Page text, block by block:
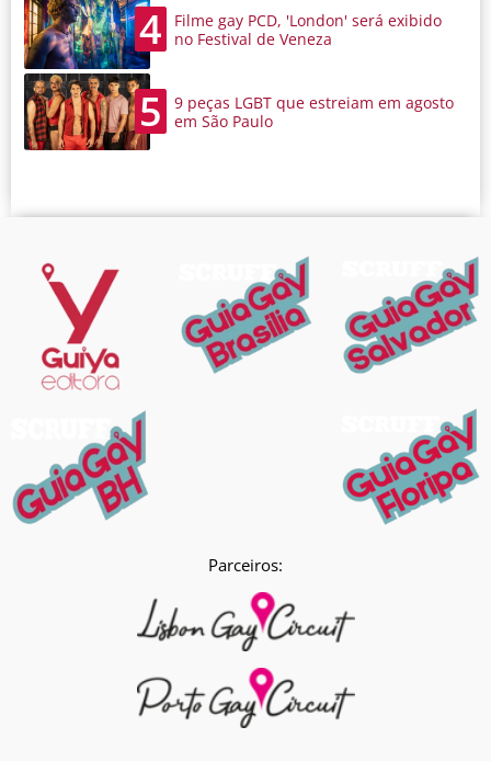
4
Filme gay PCD, 'London' será exibido
no Festival de Veneza
5
9 peças LGBT que estreiam em agosto
em São Paulo
Parceiros: